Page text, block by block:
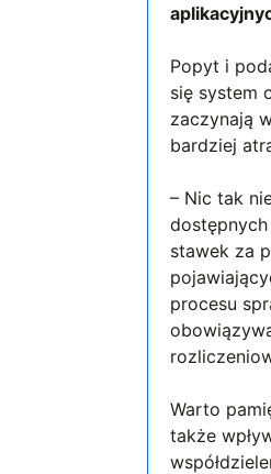
Popyt i
się system
zaczynają
bardziej
– Nic tak
stawek za
procesu
Warto
także